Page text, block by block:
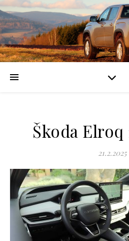
Škoda Elroq
21.2.2025